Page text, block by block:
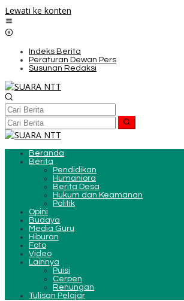
Lewati ke konten
Indeks Berita
Peraturan Dewan Pers
Susunan Redaksi
Beranda
Berita
Pendidikan
Humaniora
Berita Desa
Hukum dan Keamanan
Politik
Opini
Budaya
Media Guru
Hiburan
Foto
Video
Lainnya
Puisi
Cerpen
Renungan
Tulisan Pelajar